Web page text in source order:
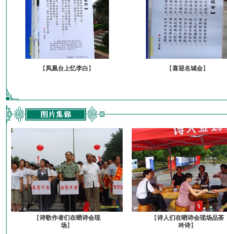
【 凤凰台上忆李白 】 【喜迎名城会】
【诗歌作者们在晒诗会现
场】
【诗人们在晒诗会现场品茶
吟诗】